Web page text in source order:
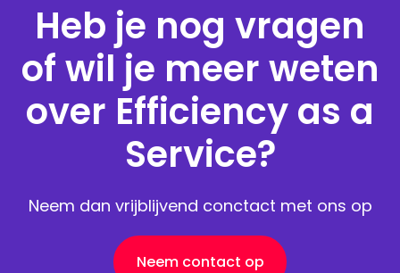
Heb je nog vragen
of wil je meer weten
over Efficiency as a
Service?
Neem dan vrijblijvend conctact met ons op
Neem contact op